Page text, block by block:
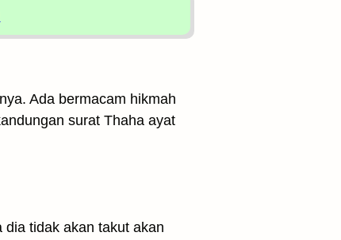
Ada bermacam hikmah
surat Thaha ayat
tidak akan takut akan